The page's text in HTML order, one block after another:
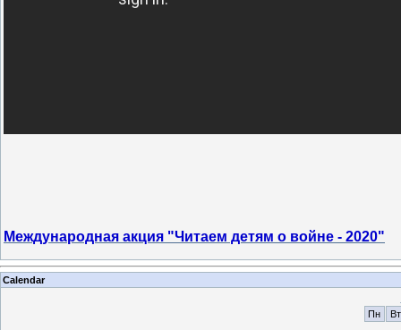
Международная акция "Читаем детям о войне - 2020"
Calendar
Пн
Вт